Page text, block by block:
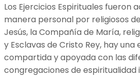
Los Ejercicios Espirituales fueron
manera personal por religiosos
Jesús, la Compañía de María,
y Esclavas de Cristo Rey, hay una
compartida y apoyada con las
congregaciones de espiritualidad